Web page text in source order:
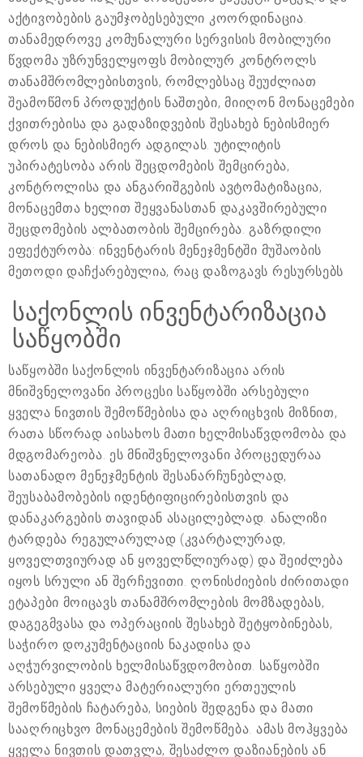
აქტივობების გაუმჯობესებული კოორდინაცია.
თანამედროვე კომუნალური სერვისის მობილური
წვდომა უზრუნველყოფს მობილურ კონტროლს
თანამშრომლებისთვის, რომლებსაც შეუძლიათ
შეამოწმონ პროდუქტის ნაშთები, მიიღონ მონაცემები
ქვითრებისა და გადაზიდვების შესახებ ნებისმიერ
დროს და ნებისმიერ ადგილას. უტილიტის
უპირატესობა არის შეცდომების შემცირება,
კონტროლისა და ანგარიშგების ავტომატიზაცია,
მონაცემთა ხელით შეყვანასთან დაკავშირებული
შეცდომების ალბათობის შემცირება. გაზრდილი
ეფექტურობა: ინვენტარის მენეჯმენტში მუშაობის
მეთოდი დაჩქარებულია, რაც დაზოგავს რესურსებს
საქონლის ინვენტარიზაცია
საწყობში
საწყობში საქონლის ინვენტარიზაცია არის
მნიშვნელოვანი პროცესი საწყობში არსებული
ყველა ნივთის შემოწმებისა და აღრიცხვის მიზნით,
რათა სწორად აისახოს მათი ხელმისაწვდომობა და
მდგომარეობა. ეს მნიშვნელოვანი პროცედურაა
სათანადო მენეჯმენტის შესანარჩუნებლად,
შეუსაბამობების იდენტიფიცირებისთვის და
დანაკარგების თავიდან ასაცილებლად. ანალიზი
ტარდება რეგულარულად (კვარტალურად,
ყოველთვიურად ან ყოველწლიურად) და შეიძლება
იყოს სრული ან შერჩევითი. ღონისძიების ძირითადი
ეტაპები მოიცავს თანამშრომლების მომზადებას,
დაგეგმვასა და ოპერაციის შესახებ შეტყობინებას,
საჭირო დოკუმენტაციის ნაკადისა და
აღჭურვილობის ხელმისაწვდომობით. საწყობში
არსებული ყველა მატერიალური ერთეულის
შემოწმების ჩატარება, სიების შედგენა და მათი
სააღრიცხვო მონაცემების შემოწმება. ამას მოჰყვება
ყველა ნივთის დათვლა, შესაძლო დაზიანების ან